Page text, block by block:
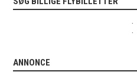
ANNONCE